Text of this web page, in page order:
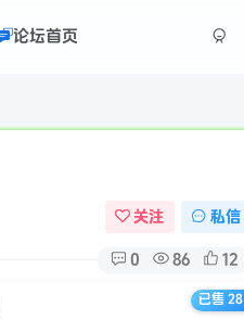
论坛首页
关注 私信
0 86 12
已售 28